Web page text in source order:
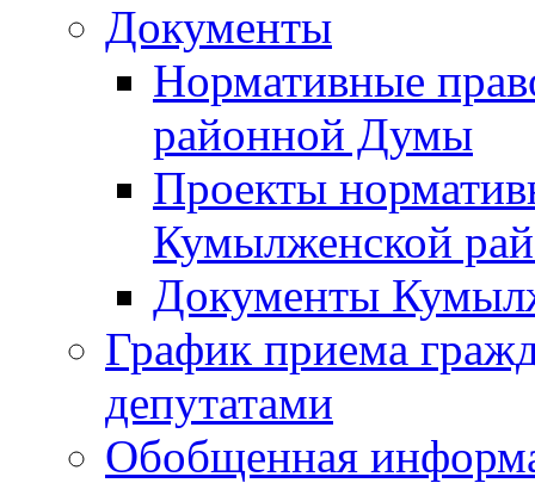
Документы
Нормативные
районной Думы
Проекты
Кумылженской
Документы
График приема
депутатами
Обобщенная